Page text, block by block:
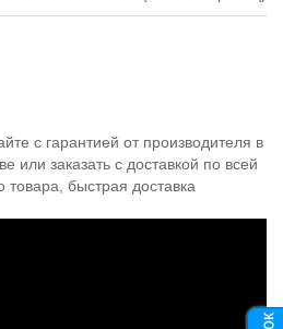
с гарантией от производителя в
или заказать с доставкой по всей
товара, быстрая доставка